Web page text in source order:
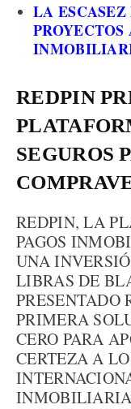
LA ESCASEZ
REDPIN
SEGUROS
REDPIN, LA
PAGOS
UNA
LIBRAS DE
PRESENTADO
PRIMERA
CERO PARA
CERTEZA A